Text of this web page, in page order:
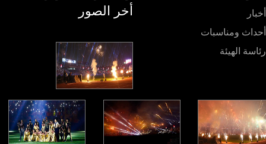
ومناسبات
الهيئة
أخر الصور